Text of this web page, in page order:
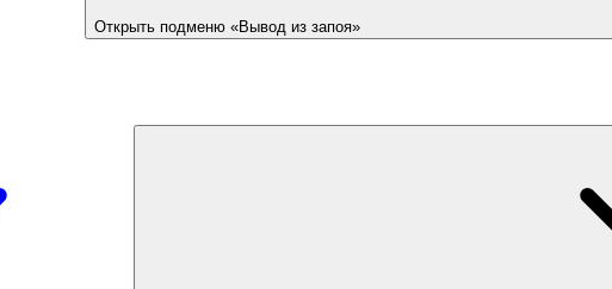
Открыть подменю «Вывод из запоя»